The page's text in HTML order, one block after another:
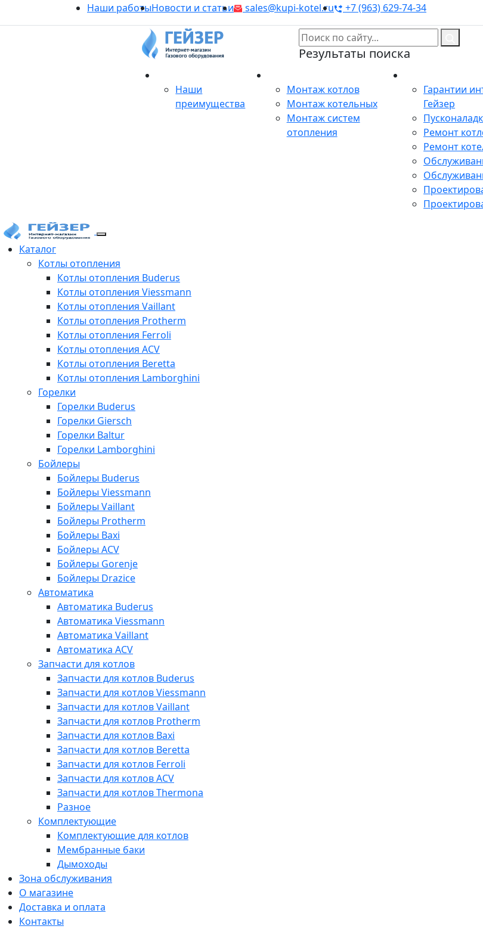
Наши работыНовости и статьи sales@kupi-kotel.ru +7 (963) 629-74-34
Результаты поиска
Наши
преимущества
Монтаж котлов
Монтаж котельных
Монтаж систем
отопления
Гарантии
Гейзер
Ремонт
Ремонт
Каталог
Котлы отопления
Котлы отопления Buderus
Котлы отопления Viessmann
Котлы отопления Vaillant
Котлы отопления Protherm
Котлы отопления Ferroli
Котлы отопления ACV
Котлы отопления Beretta
Котлы отопления Lamborghini
Горелки
Горелки Buderus
Горелки Giersch
Горелки Baltur
Горелки Lamborghini
Бойлеры
Бойлеры Buderus
Бойлеры Viessmann
Бойлеры Vaillant
Бойлеры Protherm
Бойлеры Baxi
Бойлеры ACV
Бойлеры Gorenje
Бойлеры Drazice
Автоматика
Автоматика Buderus
Автоматика Viessmann
Автоматика Vaillant
Автоматика ACV
Запчасти для котлов
Запчасти для котлов Buderus
Запчасти для котлов Viessmann
Запчасти для котлов Vaillant
Запчасти для котлов Protherm
Запчасти для котлов Baxi
Запчасти для котлов Beretta
Запчасти для котлов Ferroli
Запчасти для котлов ACV
Запчасти для котлов Thermona
Разное
Комплектующие
Комплектующие для котлов
Мембранные баки
Дымоходы
Зона обслуживания
О магазине
Доставка и оплата
Контакты